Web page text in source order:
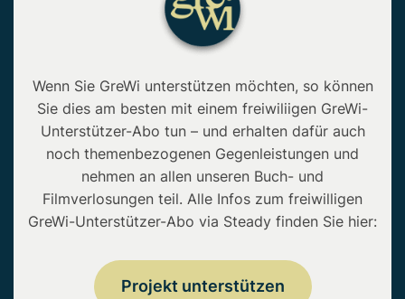
Wenn Sie GreWi unterstützen möchten, so können
Sie dies am besten mit einem freiwiliigen GreWi-
Unterstützer-Abo tun – und erhalten dafür auch
noch themenbezogenen Gegenleistungen und
nehmen an allen unseren Buch- und
Filmverlosungen teil. Alle Infos zum freiwilligen
GreWi-Unterstützer-Abo via Steady finden Sie hier:
Projekt unterstützen